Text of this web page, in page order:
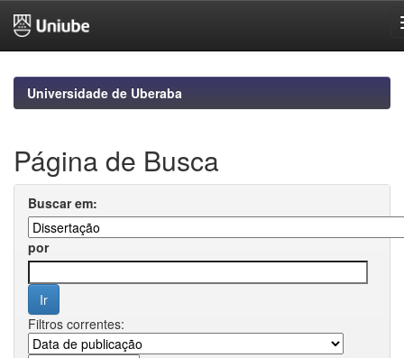
navigationUniversidade de Uberaba
Página de Busca
Buscar em:
por
Filtros correntes: